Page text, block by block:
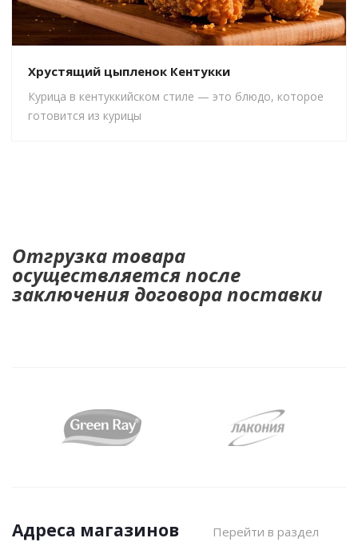
Хрустящий цыпленок Кентукки
Курица в кентуккийском стиле — это блюдо, которое
готовится из курицы
Отгрузка товара
осуществляется после
заключения договора поставки
Адреса магазинов Перейти в раздел